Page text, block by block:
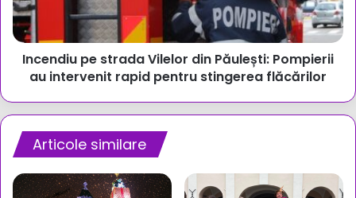
Pompierii
au
intervenit
rapid
pentru
Incendiu pe strada Vilelor din Păulești: Pompierii
au intervenit rapid pentru stingerea flăcărilor
Articole similare